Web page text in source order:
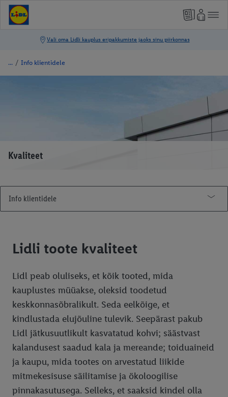
/ Info klientidele
Kvaliteet
Info klientidele
Uudiskiri
Kinkekaart
Kinkekaartide tellimine juriidilistele isikutele
Kvaliteet
Tööstuskaupade kvaliteedimärgid
Toidu kvaliteedimärgid
Kaupluse otsing
E-mobiilsus
Elektrisõidukite laadimise tingimused
Parkimine
Lidli toote kvaliteet
Lidl peab oluliseks, et kõik tooted, mida
kauplustes müüakse, oleksid toodetud
keskkonnasõbralikult. Seda eelkõige, et
kindlustada elujõuline tulevik. Seepärast pakub
Lidl jätkusuutlikult kasvatatud kohvi; säästvast
kalandusest saadud kala ja mereande; toiduaineid
ja kaupu, mida tootes on arvestatud liikide
mitmekesisuse säilitamise ja ökoloogilise
pinnakasutusega. Selleks, et saaksid kindel olla